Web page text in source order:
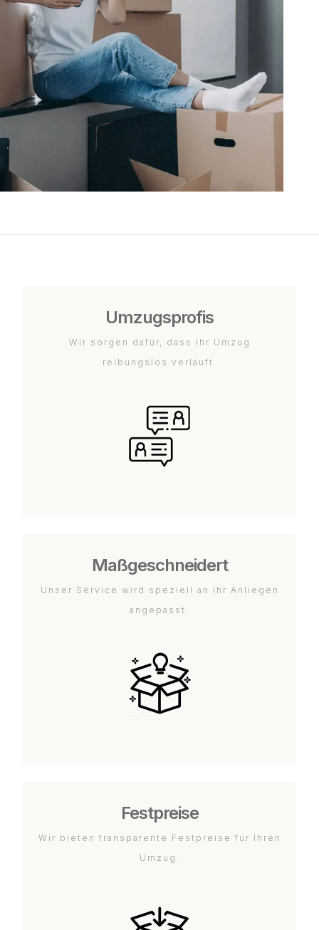
Umzugsprofis
Wir sorgen dafür, dass Ihr Umzug
reibungslos verläuft.
Maßgeschneidert
Unser Service wird speziell an Ihr Anliegen
angepasst.
Festpreise
Wir bieten transparente Festpreise für Ihren
Umzug.